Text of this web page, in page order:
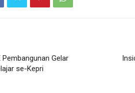
Pembangunan Gelar
se-Kepri